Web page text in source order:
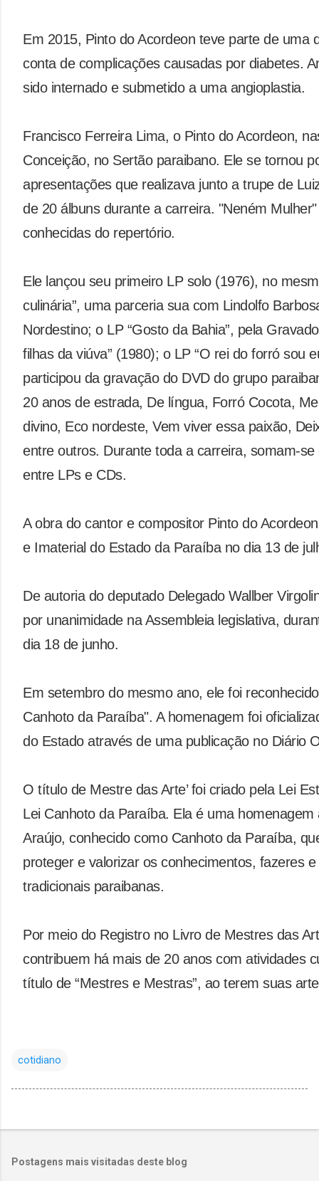
Em 2015, Pinto do Acordeon teve parte de uma
conta de complicações causadas por diabetes.
sido internado e submetido a uma angioplastia.
Francisco Ferreira Lima, o Pinto do Acordeon,
Conceição, no Sertão paraibano. Ele se tornou
apresentações que realizava junto a trupe de
de 20 álbuns durante a carreira. "Neném
conhecidas do repertório.
Ele lançou seu primeiro LP solo (1976), no
culinária”, uma parceria sua com Lindolfo
Nordestino; o LP “Gosto da Bahia”, pela
filhas da viúva” (1980); o LP “O rei do forró sou
participou da gravação do DVD do grupo
20 anos de estrada, De língua, Forró Cocota,
divino, Eco nordeste, Vem viver essa paixão,
entre outros. Durante toda a carreira, somam-
entre LPs e CDs.
A obra do cantor e compositor Pinto do
e Imaterial do Estado da Paraíba no dia 13 de
De autoria do deputado Delegado Wallber
por unanimidade na Assembleia legislativa,
dia 18 de junho.
Em setembro do mesmo ano, ele foi
Canhoto da Paraíba". A homenagem foi
do Estado através de uma publicação no Diário
O título de Mestre das Arte’ foi criado pela Lei
Lei Canhoto da Paraíba. Ela é uma
Araújo, conhecido como Canhoto da Paraíba,
proteger e valorizar os conhecimentos, fazeres
tradicionais paraibanas.
Por meio do Registro no Livro de Mestres das
contribuem há mais de 20 anos com atividades
título de “Mestres e Mestras”, ao terem suas
cotidiano
Postagens mais visitadas deste blog